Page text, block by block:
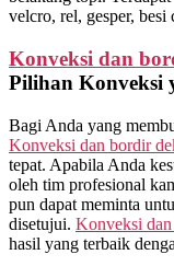
velcro, rel, gesper, besi
Konveksi dan
Pilihan Konveksi
Bagi Anda yang
Konveksi dan bordir
tepat. Apabila Anda
oleh tim profesional
pun dapat meminta
disetujui. Konveksi
hasil yang terbaik